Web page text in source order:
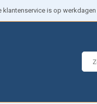
klantenservice is op